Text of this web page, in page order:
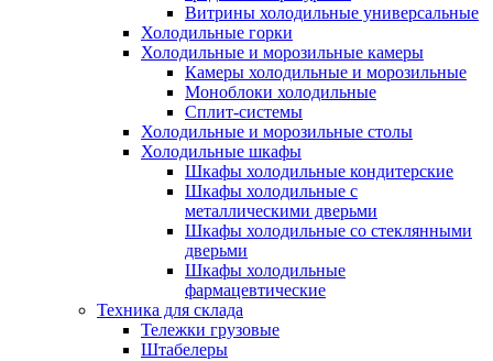
Витрины холодильные универсальные
Холодильные горки
Холодильные и морозильные камеры
Камеры холодильные и морозильные
Моноблоки холодильные
Сплит-системы
Холодильные и морозильные столы
Холодильные шкафы
Шкафы холодильные кондитерские
Шкафы холодильные с
металлическими дверьми
Шкафы холодильные со стеклянными
дверьми
Шкафы холодильные
фармацевтические
Техника для склада
Тележки грузовые
Штабелеры